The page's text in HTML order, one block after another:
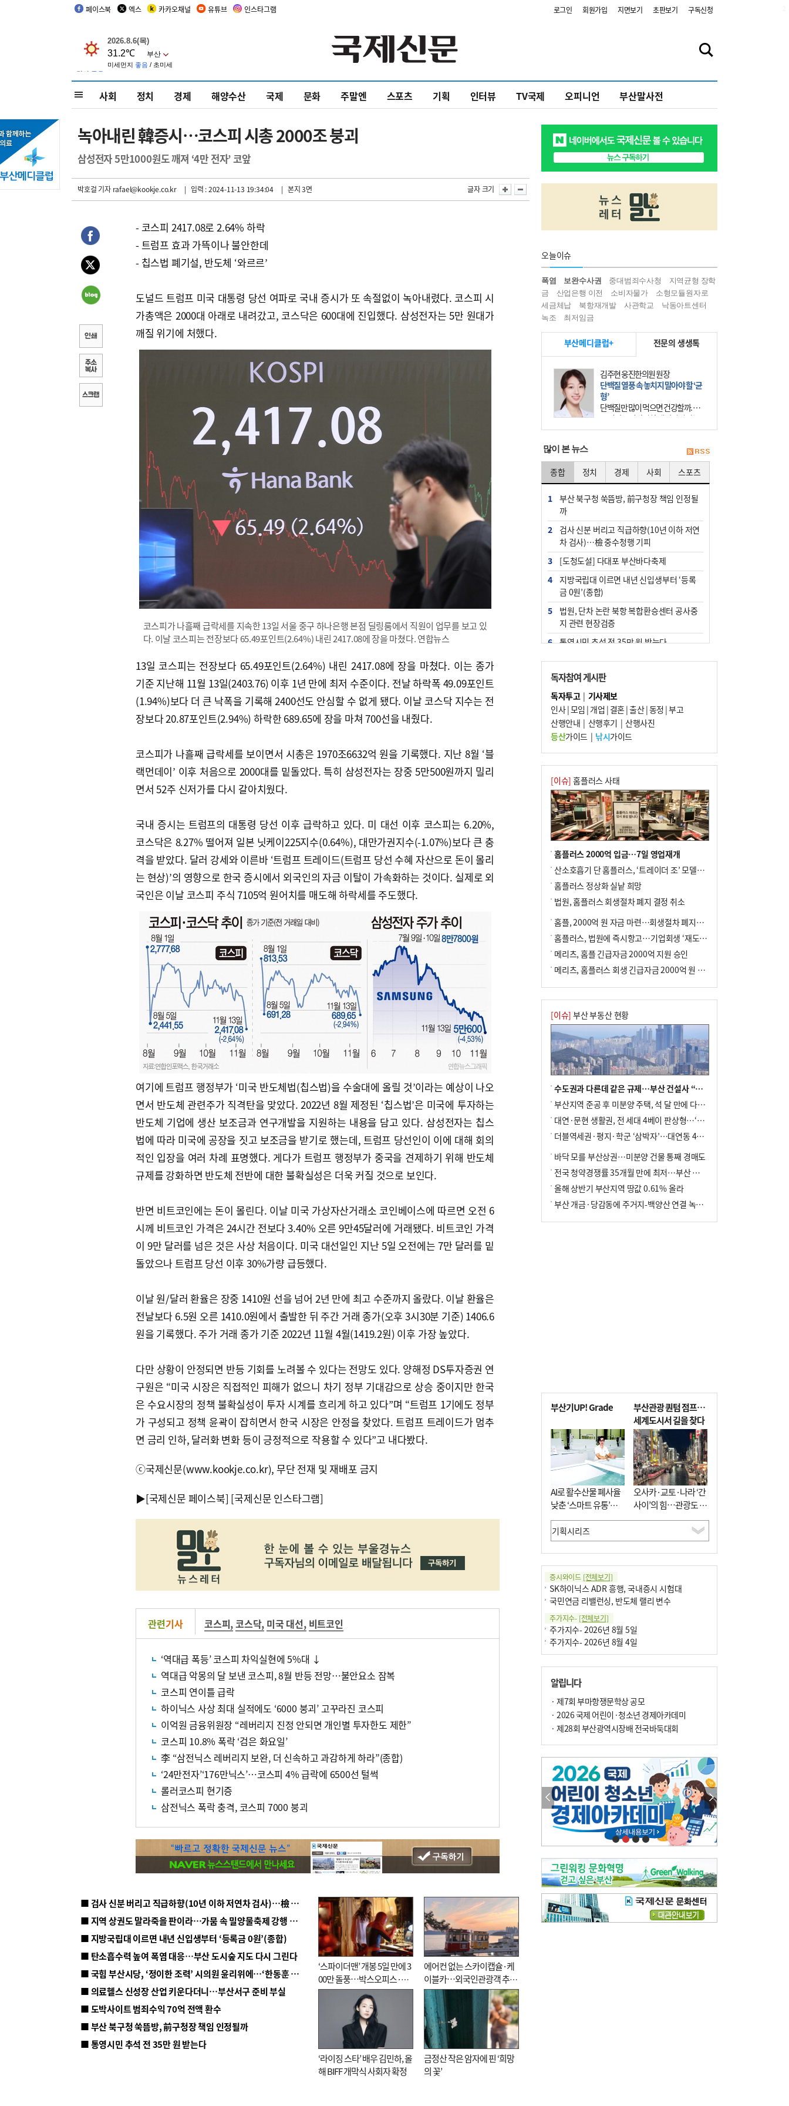
페이스북 엑스 카카오채널 유튜브 인스타그램 로그인 회원가입 지면보기 초판보기 구독신청
사회 정치 경제 해양수산 국제 문화 주말엔 스포츠 기획 인터뷰 TV국제 오피니언 부산말사전
녹아내린 韓증시…코스피 시총 2000조 붕괴
삼성전자 5만1000원도 깨져 ‘4만 전자’ 코앞
박호걸 기자rafael@kookje.co.kr | 입력 : 2024-11-13 19:34:04 | 본지 3면 글자 크기
- 코스피 2417.08로 2.64% 하락
- 트럼프 효과 가뜩이나 불안한데
- 칩스법 폐기설, 반도체 ‘와르르’
도널드 트럼프 미국 대통령 당선 여파로 국내 증시가 또 속절없이 녹아내렸다. 코스피 시
가총액은 2000대 아래로 내려갔고, 코스닥은 600대에 진입했다. 삼성전자는 5만 원대가
깨질 위기에 처했다.
코스피가 나흘째 급락세를 지속한 13일 서울 중구 하나은행 본점 딜링룸에서 직원이 업무를 보고 있
다. 이날 코스피는 전장보다 65.49포인트(2.64%) 내린 2417.08에 장을 마쳤다. 연합뉴스
13일 코스피는 전장보다 65.49포인트(2.64%) 내린 2417.08에 장을 마쳤다. 이는 종가
기준 지난해 11월 13일(2403.76) 이후 1년 만에 최저 수준이다. 전날 하락폭 49.09포인트
(1.94%)보다 더 큰 낙폭을 기록해 2400선도 안심할 수 없게 됐다. 이날 코스닥 지수는 전
장보다 20.87포인트(2.94%) 하락한 689.65에 장을 마쳐 700선을 내줬다.
코스피가 나흘째 급락세를 보이면서 시총은 1970조6632억 원을 기록했다. 지난 8월 ‘블
랙먼데이’ 이후 처음으로 2000대를 밑돌았다. 특히 삼성전자는 장중 5만500원까지 밀리
면서 52주 신저가를 다시 갈아치웠다.
국내 증시는 트럼프의 대통령 당선 이후 급락하고 있다. 미 대선 이후 코스피는 6.20%,
코스닥은 8.27% 떨어져 일본 닛케이225지수(0.64%), 대만가권지수(-1.07%)보다 큰 충
격을 받았다. 달러 강세와 이른바 ‘트럼프 트레이드(트럼프 당선 수혜 자산으로 돈이 몰리
는 현상)’의 영향으로 한국 증시에서 외국인의 자금 이탈이 가속화하는 것이다. 실제로 외
국인은 이날 코스피 주식 7105억 원어치를 매도해 하락세를 주도했다.
여기에 트럼프 행정부가 ‘미국 반도체법(칩스법)을 수술대에 올릴 것’이라는 예상이 나오
면서 반도체 관련주가 직격탄을 맞았다. 2022년 8월 제정된 ‘칩스법’은 미국에 투자하는
반도체 기업에 생산 보조금과 연구개발을 지원하는 내용을 담고 있다. 삼성전자는 칩스
법에 따라 미국에 공장을 짓고 보조금을 받기로 했는데, 트럼프 당선인이 이에 대해 회의
적인 입장을 여러 차례 표명했다. 게다가 트럼프 행정부가 중국을 견제하기 위해 반도체
규제를 강화하면 반도체 전반에 대한 불확실성은 더욱 커질 것으로 보인다.
반면 비트코인에는 돈이 몰린다. 이날 미국 가상자산거래소 코인베이스에 따르면 오전 6
시께 비트코인 가격은 24시간 전보다 3.40% 오른 9만45달러에 거래됐다. 비트코인 가격
이 9만 달러를 넘은 것은 사상 처음이다. 미국 대선일인 지난 5일 오전에는 7만 달러를 밑
돌았으나 트럼프 당선 이후 30%가량 급등했다.
이날 원/달러 환율은 장중 1410원 선을 넘어 2년 만에 최고 수준까지 올랐다. 이날 환율은
전날보다 6.5원 오른 1410.0원에서 출발한 뒤 주간 거래 종가(오후 3시30분 기준) 1406.6
원을 기록했다. 주가 거래 종가 기준 2022년 11월 4월(1419.2원) 이후 가장 높았다.
다만 상황이 안정되면 반등 기회를 노려볼 수 있다는 전망도 있다. 양해정 DS투자증권 연
구원은 “미국 시장은 직접적인 피해가 없으니 차기 정부 기대감으로 상승 중이지만 한국
은 수요시장의 정책 불확실성이 투자 시계를 흐리게 하고 있다”며 “트럼프 1기에도 정부
가 구성되고 정책 윤곽이 잡히면서 한국 시장은 안정을 찾았다. 트럼프 트레이드가 멈추
면 금리 인하, 달러화 변화 등이 긍정적으로 작용할 수 있다”고 내다봤다.
ⓒ국제신문(www.kookje.co.kr), 무단 전재 및 재배포 금지
▶[국제신문 페이스북] [국제신문 인스타그램]
관련기사 코스피,코스닥, 미국 대선, 비트코인
‘역대급 폭등’ 코스피 차익실현에 5%대 ↓
역대급 악몽의 달 보낸 코스피, 8월 반등 전망…불안요소 잠복
코스피 연이틀 급락
하이닉스 사상 최대 실적에도 ‘6000 붕괴’ 고꾸라진 코스피
이억원 금융위원장 “레버리지 진정 안되면 개인별 투자한도 제한”
코스피 10.8% 폭락 ‘검은 화요일’
李 “삼전닉스 레버리지 보완, 더 신속하고 과감하게 하라”(종합)
‘24만전자’‘176만닉스’…코스피 4% 급락에 6500선 털썩
롤러코스피 현기증
삼전닉스 폭락 충격, 코스피 7000 붕괴
■ 검사 신분 버리고 직급하향(10년 이하 저연차 검사)…檢 중수청행 기피
■ 지역 상권도 말라죽을 판이라…가뭄 속 밀양물축제 강행 논란
■ 지방국립대 이르면 내년 신입생부터 ‘등록금 0원’(종합)
■ 탄소흡수력 높여 폭염 대응…부산 도시숲 지도 다시 그린다
■ 국힘 부산시당, ‘정이한 조력’ 시의원 윤리위에…‘한동훈 지지’도 신고접수
■ 의료헬스 신성장 산업 키운다더니…부산서구 준비 부실
■ 도박사이트 범죄수익 70억 전액 환수
■ 부산 북구청 쑥뜸방, 前구청장 책임 인정될까
■ 통영시민 추석 전 35만 원 받는다
‘스파이더맨’ 개봉 5일 만에 3
00만 돌풍…박스오피스·예
매율 동시 1위
에어컨 없는 스카이캡슐·케
이블카…외국인관광객 추억
대신 고역 될라
‘라이징 스타’ 배우 김민하, 올
해 BIFF 개막식 사회자 확정
금정산 작은 암자에 핀 ‘희망
의 꽃’
오늘이슈
폭염 보완수사권 중대범죄수사청
지역균형 장학
금
산업은행 이전 소비자물가
소형모듈원자로
세금체납
북항재개발 사관학교
낙동아트센터
녹조
최저임금
부산메디클럽+ 전문의 생생톡
김주현 웅진한의원 원장
단백질 열풍 속 놓치지 말아야 할 ‘균
형’
단백질만 많이 먹으면 건강할까. 요
즘 건강을 이야기할 때 빠지지 않는
키워드가 단백질이다. 헬스장을 다니
많이 본 뉴스
종합 정치 경제 사회 스포츠
1
부산 북구청 쑥뜸방, 前구청장 책임 인정될
까
2
검사 신분 버리고 직급하향(10년 이하 저연
차 검사)…檢 중수청행 기피
3
[도청도설] 다대포 부산바다축제
4
지방국립대 이르면 내년 신입생부터 ‘등록
금 0원’(종합)
5
법원, 단차 논란 북항 복합환승센터 공사중
지 관련 현장검증
6
통영시민 추석 전 35만 원 받는다
7
지역 상권도 말라죽을 판이라…가뭄 속 밀
양물축제 강행 논란
8
부산 철강공장 50대 노동자 추락사
9
국힘 부산시당, ‘정이한 조력’ 시의원 윤리
위에…‘한동훈 지지’도 신고접수
10 탄소흡수력 높여 폭염 대응…부산 도시숲
지도 다시 그린다
독자참여 게시판
독자투고| 기사제보
인사|모임 | 개업 | 결혼|출산|동정 |부고
산행안내 | 산행후기 | 산행사진
등산가이드| 낚시가이드
[이슈] 홈플러스 사태
홈플러스 2000억 입금…7일 영업재개
산소호흡기 단 홈플러스, ‘트레이더 조’ 모델로 살아날까
홈플러스 정상화 실낱 희망
법원, 홈플러스 회생절차 폐지 결정 취소
홈플, 2000억 원 자금 마련…회생절차 폐지에 즉시항고(종합)
홈플러스, 법원에 즉시항고…기업회생 ‘재도전’
메리츠, 홈플 긴급자금 2000억 지원 승인
메리츠, 홈플러스 회생 긴급자금 2000억 원 지원 승인
[이슈] 부산 부동산 현황
수도권과 다른데 같은 규제…부산 건설사 “쓰러지기 직전”
부산지역 준공 후 미분양 주택, 석 달 만에 다시 3000가구 넘어서
대연·문현 생활권, 전 세대 4베이 판상형…‘더샵 트리센트’ 내달 분양
더블역세권·평지·학군 ‘삼박자’…대연동 42층 브랜드 단지
바닥 모를 부산상권…미분양 건물 통째 경매도
전국 청약경쟁률 35개월 만에 최저…부산 미분양 ‘적체’ 심화
올해 상반기 부산지역 땅값 0.61% 올라
부산 개금·당감동에 주거지-백양산 연결 녹지 조성
부산기UP! Grade
AI로 활수산물 폐사율
낮춘 ‘스마트 유통’…
사막·산악지대 수출
도전
부산관광 퀀텀 점프…
세계도시서 길을 찾다
오사카·교토·나라 ‘간
사이’의 힘…관광도 뭉
쳐야 흥한다
증시와이드 [전체보기]
SK하이닉스 ADR 흥행, 국내증시 시험대
국민연금 리밸런싱, 반도체 랠리 변수
주가지수- [전체보기]
주가지수- 2026년 8월 5일
주가지수- 2026년 8월 4일
알립니다
· 제7회 부마항쟁문학상 공모
· 2026 국제 어린이·청소년 경제아카데미
· 제28회 부산광역시장배 전국바둑대회